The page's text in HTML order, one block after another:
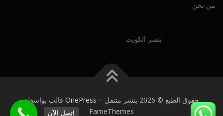
من نحن
بنشر الكويت
حقوق الطبع © 2026 بنشر متنقل –
OnePress قالب بواسطة
FameThemes
اتصل الآن